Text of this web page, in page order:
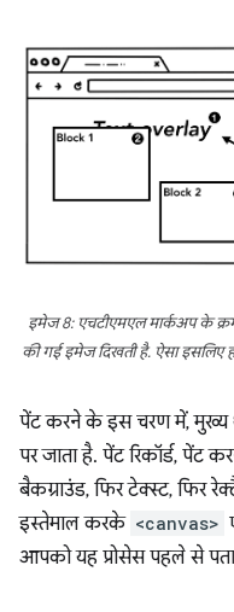
इमेज 8: एचटीएमएल मार्कअप के
की गई इमेज दिखती है. ऐसा इसलिए
पेंट करने के इस चरण में, मुख्य
पर जाता है. पेंट रिकॉर्ड, पेंट
बैकग्राउंड, फिर टेक्स्ट, फिर
इस्तेमाल करके <canvas>
आपको यह प्रोसेस पहले से पता